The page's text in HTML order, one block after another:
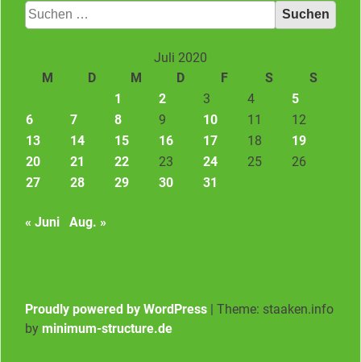
Suchen
nach:
Juli 2020
M
D M D F S
S
1
2 3 4
5
6
7 8 9 10 11
12
13
14 15 16 17 18
19
20
21 22 23 24 25
26
27
28 29 30 31
« Juni Aug. »
Proudly powered by WordPress | Theme: staaken.info
by minimum-structure.de